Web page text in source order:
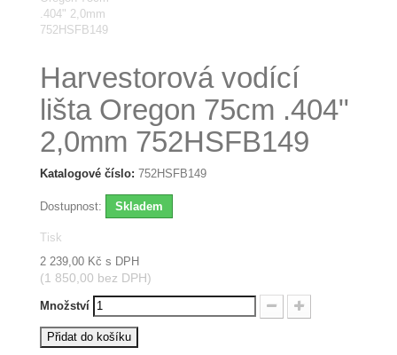
Harvestorová vodící
lišta Oregon 75cm .404"
2,0mm 752HSFB149
Katalogové číslo: 752HSFB149
Dostupnost: Skladem
Tisk
2 239,00 Kč s DPH
(1 850,00 bez DPH)
Množství
Přidat do košíku